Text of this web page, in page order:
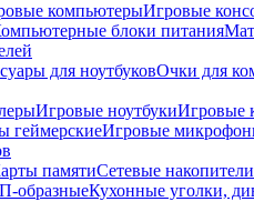
компьютерыИгровые
блоки питания
для ноутбуковОчки для
Игровые ноутбукиИгровые
геймерскиеИгровые
памятиСетевые накопители
образныеКухонные уголки,